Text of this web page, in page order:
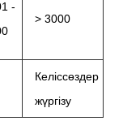
-
> 3000
Келіссөздер
жүргізу